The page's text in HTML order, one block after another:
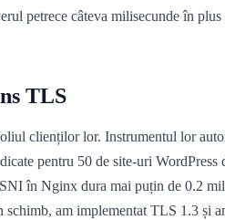
petrece câteva milisecunde în
TLS
clienților lor. Instrumentul lor
pentru 50 de site-uri
în Nginx dura mai puțin de 0.2
am implementat TLS 1.3